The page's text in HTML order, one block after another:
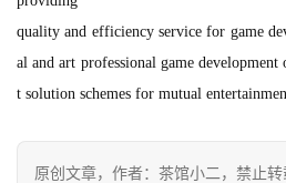
戏
休
quality and efficiency service for game
al and art professional game
t solution schemes for mutual
原创文章，作者：茶馆小二，禁止转